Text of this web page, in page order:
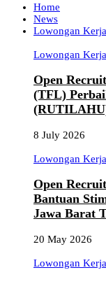
Home
News
Lowongan Kerja
Lowongan Kerja
Open
(TFL)
8 July 2026
Lowongan Kerja
Open
Bantuan
Jawa Barat
20 May 2026
Lowongan Kerja